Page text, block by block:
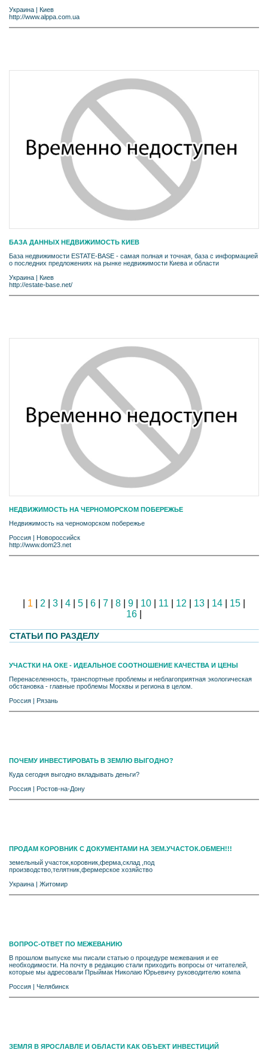
Украина
Киев
http://www.alppa.com.ua
БАЗА ДАННЫХ НЕДВИЖИМОСТЬ КИЕВ
База недвижимости ESTATE-BASE - самая полная и точная, база с информацией
о последних предложениях на рынке недвижимости Киева и области
Украина | Киев
http://estate-base.net/
НЕДВИЖИМОСТЬ НА ЧЕРНОМОРСКОМ ПОБЕРЕЖЬЕ
Недвижимость на черноморском побережье
Россия
Новороссийск
http://www.dom23.net
1 2 3 4 5 6 7 8 9 10 11 12 13 14 15
16
СТАТЬИ ПО РАЗДЕЛУ
УЧАСТКИ НА ОКЕ - ИДЕАЛЬНОЕ СООТНОШЕНИЕ КАЧЕСТВА И ЦЕНЫ
Перенаселенность, транспортные проблемы и неблагоприятная экологическая
обстановка - главные проблемы Москвы и региона в целом.
Россия
Рязань
ПОЧЕМУ ИНВЕСТИРОВАТЬ В ЗЕМЛЮ ВЫГОДНО?
Куда сегодня выгодно вкладывать деньги?
Россия
Ростов-на-Дону
ПРОДАМ КОРОВНИК С ДОКУМЕНТАМИ НА ЗЕМ.УЧАСТОК.ОБМЕН!!!
земельный участок,коровник,ферма,склад ,под
производство,телятник,фермерское хозяйство
Украина
Житомир
ВОПРОС-ОТВЕТ ПО МЕЖЕВАНИЮ
В прошлом выпуске мы писали статью о процедуре межевания и ее
необходимости. На почту в редакцию стали приходить вопросы от читателей,
которые мы адресовали Прыймак Николаю Юрьевичу руководителю компа
Россия
Челябинск
ЗЕМЛЯ В ЯРОСЛАВЛЕ И ОБЛАСТИ КАК ОБЪЕКТ ИНВЕСТИЦИЙ